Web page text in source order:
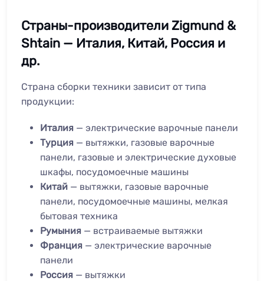
Страны-производители Zigmund &
Shtain — Италия, Китай, Россия и
др.
Страна сборки техники зависит от типа
продукции:
Италия — электрические варочные панели
Турция — вытяжки, газовые варочные
панели, газовые и электрические духовые
шкафы, посудомоечные машины
Китай — вытяжки, газовые варочные
панели, посудомоечные машины, мелкая
бытовая техника
Румыния — встраиваемые вытяжки
Франция — электрические варочные
панели
Россия — вытяжки